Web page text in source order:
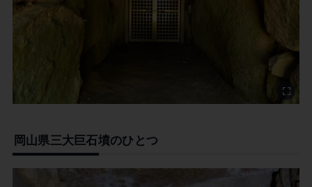
岡山県三大巨石墳のひとつ